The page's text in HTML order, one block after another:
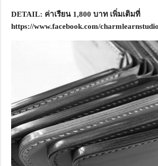
DETAIL: ค่าเรียน 1,800 บาท เพิ่มเติมที่
https://www.facebook.com/